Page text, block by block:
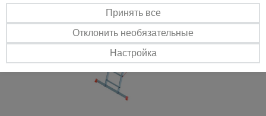
Принять все
Отклонить необязательные
Настройка